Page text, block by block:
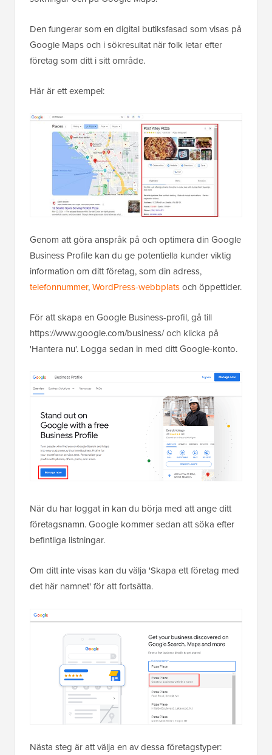
Den fungerar som en digital butiksfasad som visas på
Google Maps och i sökresultat när folk letar efter
företag som ditt i sitt område.
Här är ett exempel:
Genom att göra anspråk på och optimera din Google
Business Profile kan du ge potentiella kunder viktig
information om ditt företag, som din adress,
telefonnummer,WordPress-webbplatsoch öppettider.
För att skapa en Google Business-profil, gå till
https://www.google.com/business/ och klicka på
'Hantera nu'. Logga sedan in med ditt Google-konto.
När du har loggat in kan du börja med att ange ditt
företagsnamn. Google kommer sedan att söka efter
befintliga listningar.
Om ditt inte visas kan du välja 'Skapa ett företag med
det här namnet' för att fortsätta.
Nästa steg är att välja en av dessa företagstyper: